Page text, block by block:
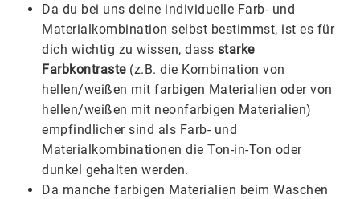
Da du bei uns deine individuelle Farb- und
Materialkombination selbst bestimmst, ist es für
dich wichtig zu wissen, dass starke
Farbkontraste(z.B. die Kombination von
hellen/weißen mit farbigen Materialien oder von
hellen/weißen mit neonfarbigen Materialien)
empfindlicher sind als Farb- und
Materialkombinationen die Ton-in-Ton oder
dunkel gehalten werden.
Da manche farbigen Materialien beim Waschen